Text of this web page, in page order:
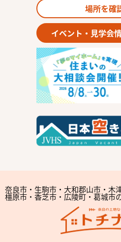
場所を確
イベント・見学会
奈良市・生駒市・大和郡山市・木
橿原市・香芝市・広陵町・葛城市